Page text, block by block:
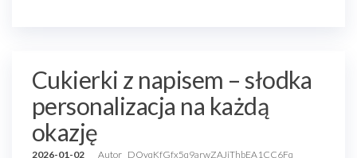
Cukierki z napisem – słodka
personalizacja na każdą
okazję
2026-01-02 Autor DOyqKfGfx5q9arwZAJiThbEA1CC6Fq